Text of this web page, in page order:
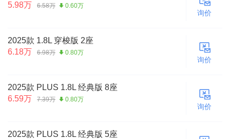
5.98万
6.58万 0.60万
询价
2025款 1.8L 穿梭版 2座
6.18万
6.98万 0.80万
询价
2025款 PLUS 1.8L 经典版 8座
6.59万
7.39万 0.80万
询价
2025款 PLUS 1.8L 经典版 5座